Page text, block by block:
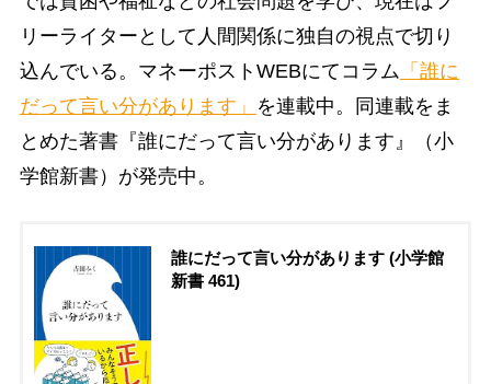
リーライターとして人間関係に独自の視点で切り
込んでいる。マネーポストWEBにてコラム 「誰に
だって言い分があります」 を連載中。同連載をま
とめた著書『誰にだって言い分があります』（小
学館新書）が発売中。
誰にだって言い分があります (小学館
新書 461)